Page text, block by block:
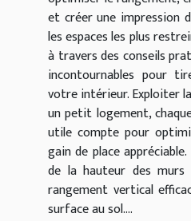
et créer une impression
les espaces les plus
à travers des conseils
incontournables pour
votre intérieur. Exploiter
un petit logement,
utile compte pour
gain de place
de la hauteur des murs
rangement vertical
surface au sol....